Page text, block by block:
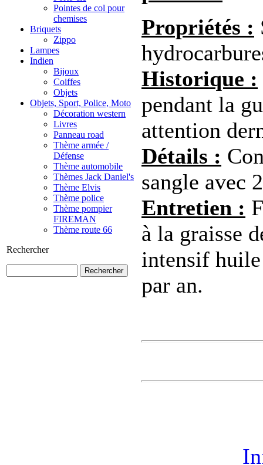
Pointes de col pour
chemises
Briquets
Zippo
Lampes
Indien
Bijoux
Coiffes
Objets
Objets, Sport, Police, Moto
Décoration western
Livres
Panneau road
Thème armée /
Défense
Thème automobile
Thèmes Jack Daniel's
Thème Elvis
Thème police
Thème pompier
FIREMAN
Thème route 66
Rechercher
Propriétés :
Historique :
pendant la
attention
Détails :
sangle avec
Entretien :
à la graisse
intensif
par an.